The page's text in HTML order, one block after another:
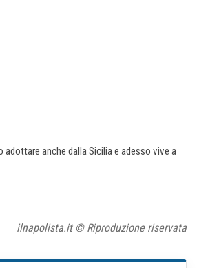
adottare anche dalla Sicilia e adesso vive a
ilnapolista.it © Riproduzione riservata